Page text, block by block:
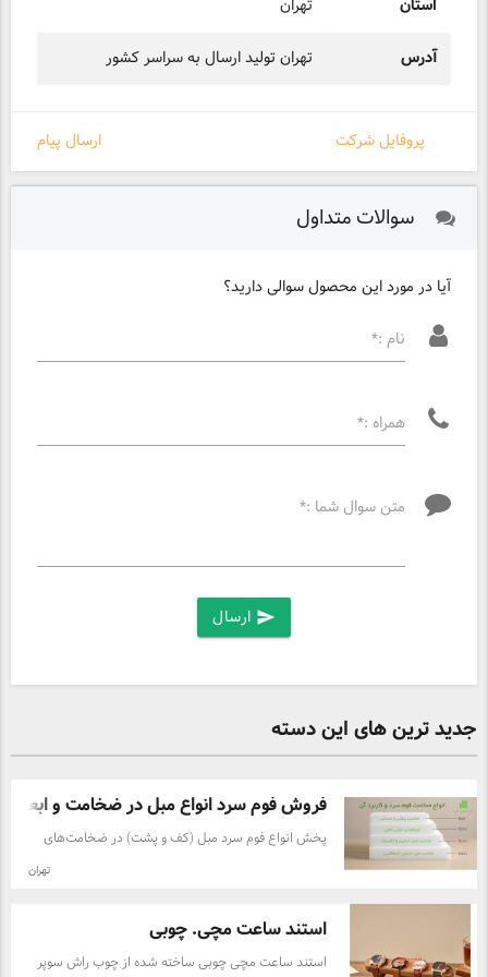
استان تهران
آدرس تهران تولید ارسال به سراسر کشور
ارسال پیام پروفایل شرکت
سوالات متداول
آیا در مورد این محصول سوالی دارید؟
نام :*
همراه :*
متن سوال شما :*
send
جدید ترین های این دسته
فروش فوم سرد انواع مبل در ضخامت و ابعاد
پخش انواع فوم سرد مبل (کف و پشت) در ضخامت‌های
تهران
استند ساعت مچی. چوبی
استند ساعت مچی چوبی ساخته شده از چوب راش سوپر